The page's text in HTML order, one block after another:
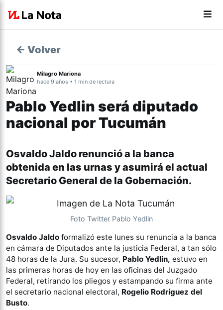
← Volver
Milagro Mariona
hace 9 años • 1 min de lectura
Pablo Yedlin será diputado
nacional por Tucumán
Osvaldo Jaldo renunció a la banca
obtenida en las urnas y asumirá el actual
Secretario General de la Gobernación.
Foto Twitter Pablo Yedlin
Osvaldo Jaldo formalizó este lunes su renuncia a la banca
en cámara de Diputados ante la justicia Federal, a tan sólo
48 horas de la Jura. Su sucesor, Pablo Yedlin, estuvo en
las primeras horas de hoy en las oficinas del Juzgado
Federal, retirando los pliegos y estampando su firma ante
el secretario nacional electoral, Rogelio Rodríguez del
Busto.